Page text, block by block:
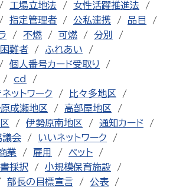
工場立地法
女性活躍推進法
指定管理者 公私連携
品目
不燃 可燃
分別
難者
ふれあい
個人番号カード受取り
cd
ットワーク
比々多地区
成瀬地区
高部屋地区
伊勢原南地区
通知カード
議会
いいネットワーク
業 雇用
ペット
採択
小規模保育施設
部長の目標宣言
公表